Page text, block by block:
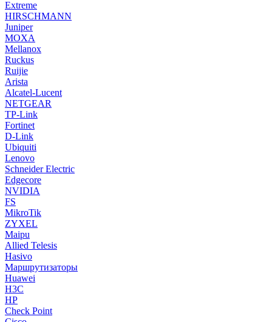
Extreme
HIRSCHMANN
Juniper
MOXA
Mellanox
Ruckus
Ruijie
Arista
Alcatel-Lucent
NETGEAR
TP-Link
Fortinet
D-Link
Ubiquiti
Lenovo
Schneider Electric
Edgecore
NVIDIA
FS
MikroTik
ZYXEL
Maipu
Allied Telesis
Hasivo
Маршрутизаторы
Huawei
H3C
HP
Check Point